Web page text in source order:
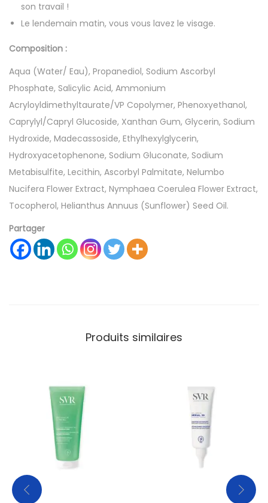
son travail !
Le lendemain matin, vous vous lavez le visage.
Composition :
Aqua (Water/ Eau), Propanediol, Sodium Ascorbyl
Phosphate, Salicylic Acid, Ammonium
Acryloyldimethyltaurate/VP Copolymer, Phenoxyethanol,
Caprylyl/Capryl Glucoside, Xanthan Gum, Glycerin, Sodium
Hydroxide, Madecassoside, Ethylhexylglycerin,
Hydroxyacetophenone, Sodium Gluconate, Sodium
Metabisulfite, Lecithin, Ascorbyl Palmitate, Nelumbo
Nucifera Flower Extract, Nymphaea Coerulea Flower Extract,
Tocopherol, Helianthus Annuus (Sunflower) Seed Oil.
Partager
Produits similaires